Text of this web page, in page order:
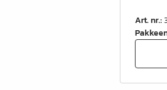
Art. nr.: